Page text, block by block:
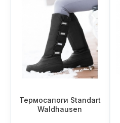
Термосапоги Standart
Waldhausen